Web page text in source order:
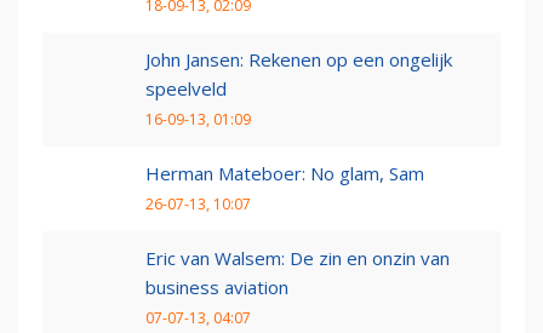
18-09-13, 02:09
John Jansen: Rekenen op een ongelijk
speelveld
16-09-13, 01:09
Herman Mateboer: No glam, Sam
26-07-13, 10:07
Eric van Walsem: De zin en onzin van
business aviation
07-07-13, 04:07